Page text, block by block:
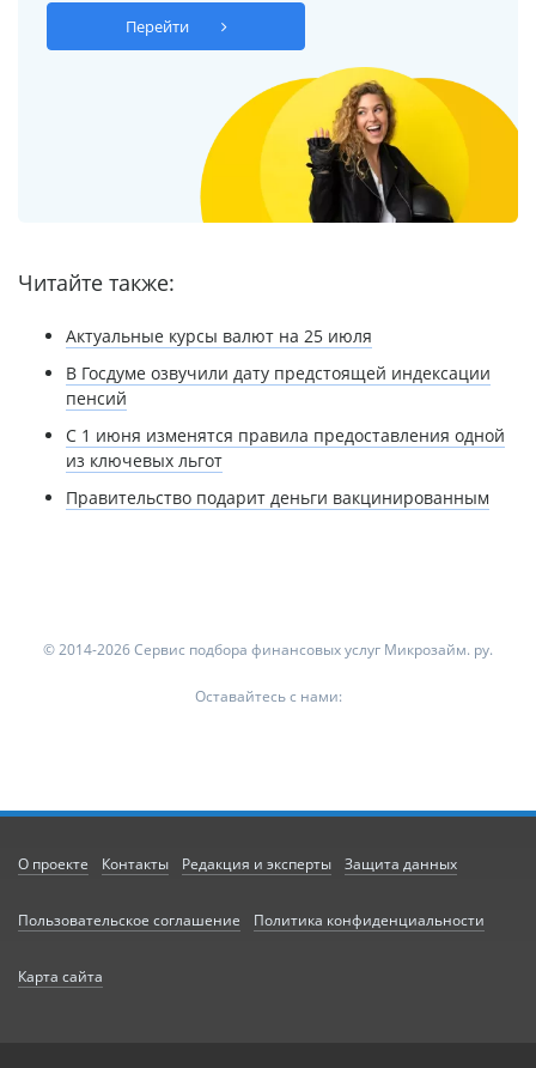
Перейти
Читайте также:
Актуальные курсы валют на 25 июля
В Госдуме озвучили дату предстоящей индексации
пенсий
С 1 июня изменятся правила предоставления одной
из ключевых льгот
Правительство подарит деньги вакцинированным
© 2014-2026 Сервис подбора финансовых услуг Микрозайм. ру.
Оставайтесь с нами:
О проекте Контакты Редакция и эксперты Защита данных
Пользовательское соглашение Политика конфиденциальности
Карта сайта